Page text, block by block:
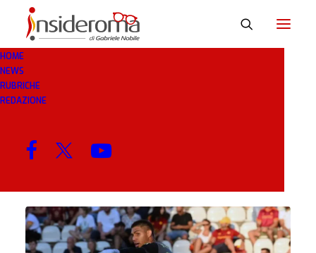
HOME
NEWS
RUBRICHE
REDAZIONE
VASQUEZ
MENU